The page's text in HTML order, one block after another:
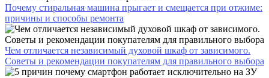
Почему стиральная машина прыгает и смещается при отжиме:
причины и способы ремонта
Чем отличается независимый духовой шкаф от зависимого.
Советы и рекомендации покупателям для правильного выбора